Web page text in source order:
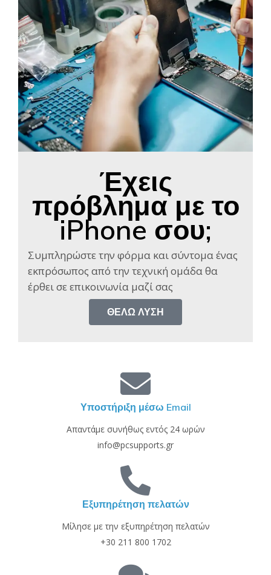
Έχεις
πρόβλημα με το
iPhone σου;
Συμπληρώστε την φόρμα και σύντομα ένας
εκπρόσωπος από την τεχνική ομάδα θα
έρθει σε επικοινωνία μαζί σας​
ΘΈΛΩ ΛΎΣΗ
Υποστήριξη μέσω Email
Απαντάμε συνήθως εντός 24 ωρών
info@pcsupports.gr
Εξυπηρέτηση πελατών
Μίλησε με την εξυπηρέτηση πελατών
+30 211 800 1702